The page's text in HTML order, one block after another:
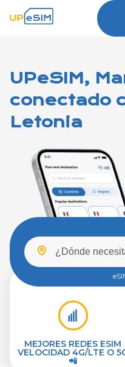
UPeSIM,
conectado
Letonia
MEJORES REDES ESIM
VELOCIDAD 4G/LTE O
📲